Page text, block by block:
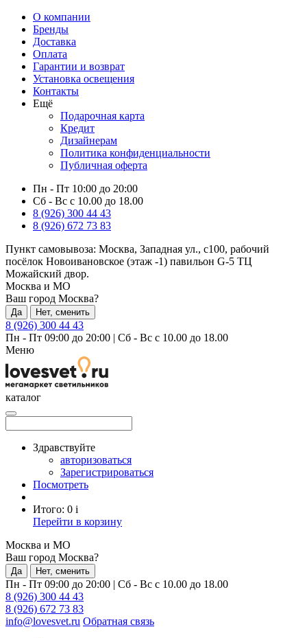
О компании
Бренды
Доставка
Оплата
Гарантии и возврат
Установка освещения
Контакты
Ещё
Подарочная карта
Кредит
Дизайнерам
Политика конфиденциальности
Публичная оферта
Пн - Пт 10:00 до 20:00
Сб - Вс с 10.00 до 18.00
8 (926) 300 44 43
8 (926) 672 73 83
Пункт самовывоза: Москва, Западная ул., с100, рабочий
посёлок Новоивановское (этаж -1) павильон G-5 ТЦ
Можайский двор.
Москва и МО
Ваш город Москва?
Да Нет, сменить
8 (926) 300 44 43
Пн - Пт 09:00 до 20:00 | Сб - Вс с 10.00 до 18.00
Меню
каталог
Здравствуйте
авторизоваться
Зарегистрироваться
Посмотреть
Итого: 0 i
Перейти в корзину
Москва и МО
Ваш город Москва?
Да Нет, сменить
Пн - Пт 09:00 до 20:00 | Сб - Вс с 10.00 до 18.00
8 (926) 300 44 43
8 (926) 672 73 83
info@lovesvet.ru Обратная связь